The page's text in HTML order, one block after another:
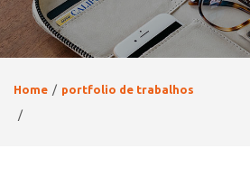
Home
portfolio de trabalhos